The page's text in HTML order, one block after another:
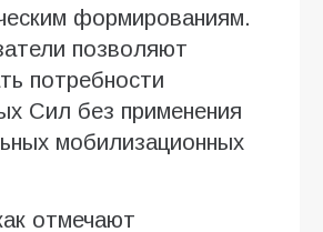
формированиям.
позволяют
потребности
Сил без применения
мобилизационных
отмечают